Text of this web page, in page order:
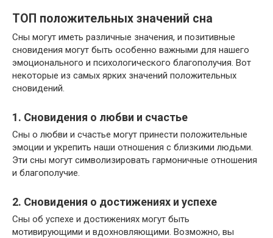
ТОП положительных значений сна
Сны могут иметь различные значения, и позитивные
сновидения могут быть особенно важными для нашего
эмоционального и психологического благополучия. Вот
некоторые из самых ярких значений положительных
сновидений.
1. Сновидения о любви и счастье
Сны о любви и счастье могут принести положительные
эмоции и укрепить наши отношения с близкими людьми.
Эти сны могут символизировать гармоничные отношения
и благополучие.
2. Сновидения о достижениях и успехе
Сны об успехе и достижениях могут быть
мотивирующими и вдохновляющими. Возможно, вы